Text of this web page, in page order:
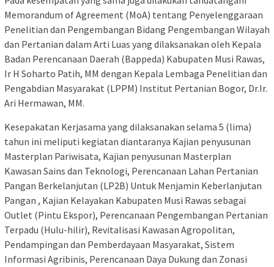
Memorandum of Agreement (MoA) tentang Penyelenggaraan
Penelitian dan Pengembangan Bidang Pengembangan Wilayah
dan Pertanian dalam Arti Luas yang dilaksanakan oleh Kepala
Badan Perencanaan Daerah (Bappeda) Kabupaten Musi Rawas,
Ir H Soharto Patih, MM dengan Kepala Lembaga Penelitian dan
Pengabdian Masyarakat (LPPM) Institut Pertanian Bogor, Dr.Ir.
Ari Hermawan, MM.
Kesepakatan Kerjasama yang dilaksanakan selama 5 (lima)
tahun ini meliputi kegiatan diantaranya Kajian penyusunan
Masterplan Pariwisata, Kajian penyusunan Masterplan
Kawasan Sains dan Teknologi, Perencanaan Lahan Pertanian
Pangan Berkelanjutan (LP2B) Untuk Menjamin Keberlanjutan
Pangan , Kajian Kelayakan Kabupaten Musi Rawas sebagai
Outlet (Pintu Ekspor), Perencanaan Pengembangan Pertanian
Terpadu (Hulu-hilir), Revitalisasi Kawasan Agropolitan,
Pendampingan dan Pemberdayaan Masyarakat, Sistem
Informasi Agribinis, Perencanaan Daya Dukung dan Zonasi